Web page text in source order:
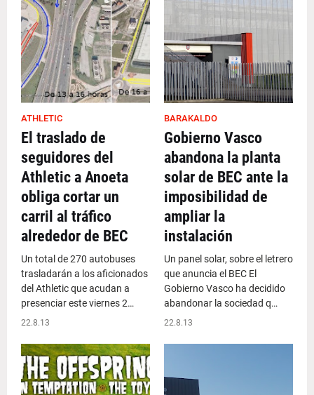
ATHLETIC
El traslado de
seguidores del
Athletic a Anoeta
obliga cortar un
carril al tráfico
alrededor de BEC
Un total de 270 autobuses
trasladarán a los aficionados
del Athletic que acudan a
presenciar este viernes 2…
22.8.13
BARAKALDO
Gobierno Vasco
abandona la planta
solar de BEC ante la
imposibilidad de
ampliar la
instalación
Un panel solar, sobre el letrero
que anuncia el BEC El
Gobierno Vasco ha decidido
abandonar la sociedad q…
22.8.13